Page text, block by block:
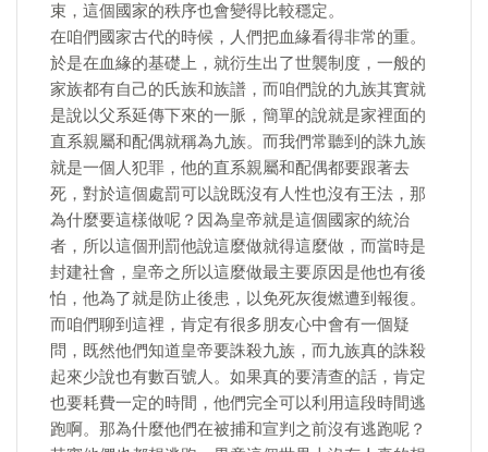
束，這個國家的秩序也會變得比較穩定。
在咱們國家古代的時候，人們把血緣看得非常的重。
於是在血緣的基礎上，就衍生出了世襲制度，一般的
家族都有自己的氏族和族譜，而咱們說的九族其實就
是說以父系延傳下來的一脈，簡單的說就是家裡面的
直系親屬和配偶就稱為九族。而我們常聽到的誅九族
就是一個人犯罪，他的直系親屬和配偶都要跟著去
死，對於這個處罰可以說既沒有人性也沒有王法，那
為什麼要這樣做呢？因為皇帝就是這個國家的統治
者，所以這個刑罰他說這麼做就得這麼做，而當時是
封建社會，皇帝之所以這麼做最主要原因是他也有後
怕，他為了就是防止後患，以免死灰復燃遭到報復。
而咱們聊到這裡，肯定有很多朋友心中會有一個疑
問，既然他們知道皇帝要誅殺九族，而九族真的誅殺
起來少說也有數百號人。如果真的要清查的話，肯定
也要耗費一定的時間，他們完全可以利用這段時間逃
跑啊。那為什麼他們在被捕和宣判之前沒有逃跑呢？